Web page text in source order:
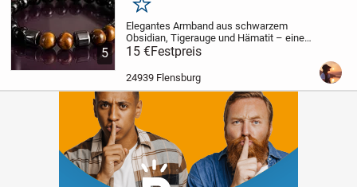
5
Merken
Elegantes Armband aus schwarzem
Obsidian, Tigerauge und Hämatit – eine
kraftvolle Kombination für Schutz, Stärke
und Selbstvertrauen.
kraftvoller Schutzstein und soll negative...
15 €Festpreis
24939 Flensburg